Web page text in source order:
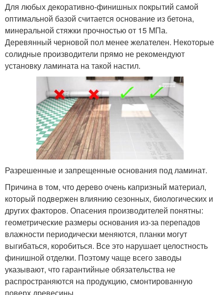
Для любых декоративно-финишных покрытий самой
оптимальной базой считается основание из бетона,
минеральной стяжки прочностью от 15 МПа.
Деревянный черновой пол менее желателен. Некоторые
солидные производители прямо не рекомендуют
установку ламината на такой настил.
Разрешенные и запрещенные основания под ламинат.
Причина в том, что дерево очень капризный материал,
который подвержен влиянию сезонных, биологических и
других факторов. Опасения производителей понятны:
геометрические размеры основания из-за перепадов
влажности периодически меняются, планки могут
выгибаться, коробиться. Все это нарушает целостность
финишной отделки. Поэтому чаще всего заводы
указывают, что гарантийные обязательства не
распространяются на продукцию, смонтированную
поверх древесины.